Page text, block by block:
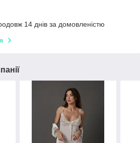
14 днів за домовленістю